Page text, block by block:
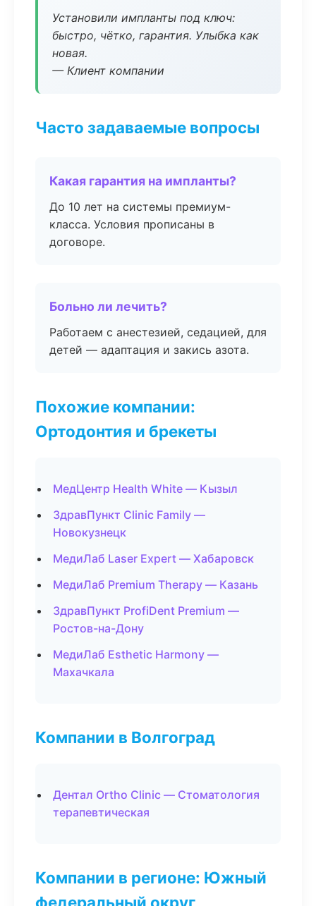
Установили импланты под ключ:
быстро, чётко, гарантия. Улыбка как
новая.
— Клиент компании
Часто задаваемые вопросы
Какая гарантия на импланты?
До 10 лет на системы премиум-
класса. Условия прописаны в
договоре.
Больно ли лечить?
Работаем с анестезией, седацией, для
детей — адаптация и закись азота.
Похожие компании:
Ортодонтия и брекеты
МедЦентр Health White — Кызыл
ЗдравПункт Clinic Family —
Новокузнецк
МедиЛаб Laser Expert — Хабаровск
МедиЛаб Premium Therapy — Казань
ЗдравПункт ProfiDent Premium —
Ростов-на-Дону
МедиЛаб Esthetic Harmony —
Махачкала
Компании в Волгоград
Дентал Ortho Clinic — Стоматология
терапевтическая
Компании в регионе: Южный
федеральный округ